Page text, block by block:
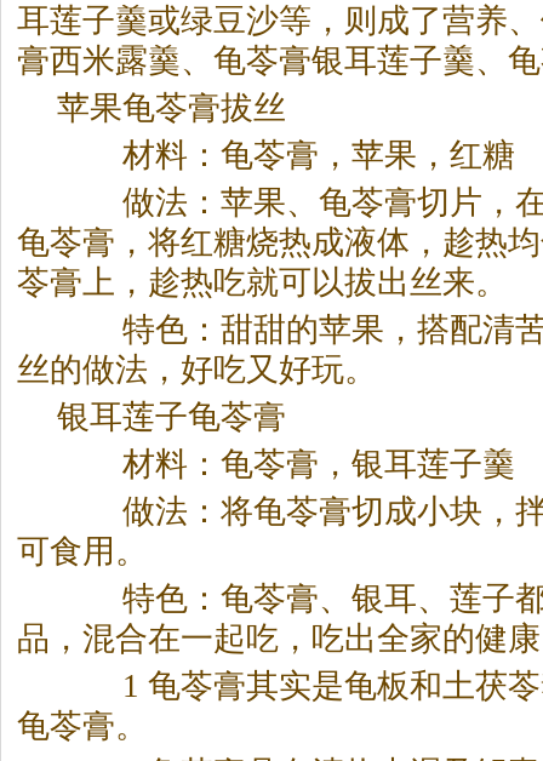
耳莲子羹或绿豆沙等，则成了营养
膏西米露羹、龟苓膏银耳莲子羹、
苹果龟苓膏拔丝
材料：龟苓膏，苹果，红糖
做法：苹果、龟苓膏切片，在
龟苓膏，将红糖烧热成液体，趁热
苓膏上，趁热吃就可以拔出丝来。
特色：甜甜的苹果，搭配清苦
丝的做法，好吃又好玩。
银耳莲子龟苓膏
材料：龟苓膏，银耳莲子羹
做法：将龟苓膏切成小块，拌
可食用。
特色：龟苓膏、银耳、莲子都
品，混合在一起吃，吃出全家的健
1 龟苓膏其实是龟板和土茯苓
龟苓膏。